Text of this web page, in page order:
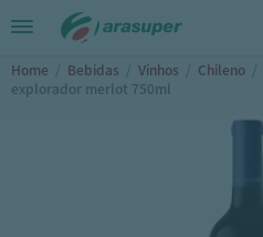
Home / Bebidas / Vinhos / Chileno /
explorador merlot 750ml